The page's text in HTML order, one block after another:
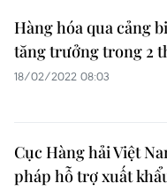
Hàng hóa qua cảng
tăng trưởng trong 2
18/02/2022 08:03
Cục Hàng hải Việt
pháp hỗ trợ xuất